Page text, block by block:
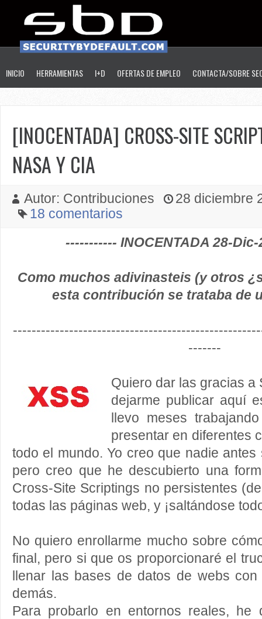
INICIO HERRAMIENTAS I+D OFERTAS DE EMPLEO CONTACTA/SOBRE
[INOCENTADA] CROSS-SITE
NASA Y CIA
Autor: Contribuciones
28 diciembre
18 comentarios
----------- INOCENTADA 28-
Como muchos adivinasteis (y otros
esta contribución se trataba de
-------
Quiero dar las gracias a
dejarme publicar aquí
llevo meses
presentar en diferentes
todo el mundo. Yo creo que nadie
pero creo que he descubierto una
Cross-Site Scriptings no persistentes
todas las páginas web, y ¡saltándose
No quiero enrollarme mucho sobre
final, pero si que os proporcionaré el
llenar las bases de datos de webs
demás.
Para probarlo en entornos reales, he